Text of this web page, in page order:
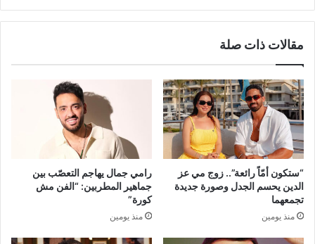
مقالات ذات صلة
“ستكون أمّاً رائعة”.. زوج مي عز
الدين يحسم الجدل وصورة جديدة
تجمعهما
منذ يومين
رامي جمال يهاجم التعصّب بين
جماهير المطربين: “الفن مش
كورة”
منذ يومين